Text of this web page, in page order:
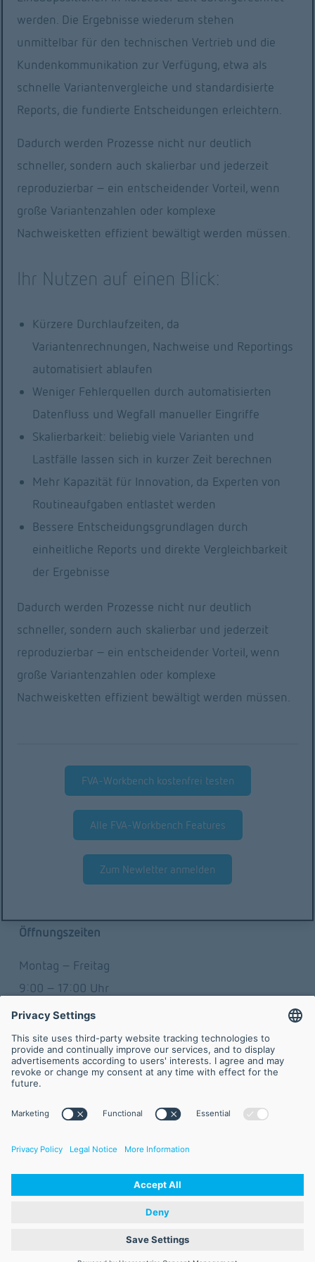
werden. Die Ergebnisse wiederum stehen
unmittelbar für den technischen Vertrieb und die
Kundenkommunikation zur Verfügung, etwa als
schnelle Variantenvergleiche und standardisierte
Reports, die fundierte Entscheidungen erleichtern.
Dadurch werden Prozesse nicht nur deutlich
schneller, sondern auch skalierbar und jederzeit
reproduzierbar – ein entscheidender Vorteil, wenn
große Variantenzahlen oder komplexe
Nachweisketten effizient bewältigt werden müssen.
Ihr Nutzen auf einen Blick:
Kürzere Durchlaufzeiten, da
Variantenrechnungen, Nachweise und Reportings
automatisiert ablaufen
Weniger Fehlerquellen durch automatisierten
Datenfluss und Wegfall manueller Eingriffe
Skalierbarkeit: beliebig viele Varianten und
Lastfälle lassen sich in kurzer Zeit berechnen
Mehr Kapazität für Innovation, da Experten von
Routineaufgaben entlastet werden
Bessere Entscheidungsgrundlagen durch
einheitliche Reports und direkte Vergleichbarkeit
der Ergebnisse
Dadurch werden Prozesse nicht nur deutlich
schneller, sondern auch skalierbar und jederzeit
reproduzierbar – ein entscheidender Vorteil, wenn
große Variantenzahlen oder komplexe
Nachweisketten effizient bewältigt werden müssen.
FVA-Workbench kostenfrei testen
Alle FVA-Workbench Features
Zum Newletter anmelden
werden. Die Formatierung dieser Vorlage wird
übernommen und es werden nur die Werte in
den angegebenen Zellen ersetzt bzw. eingefügt.
Batchbetrieb
Die Batchfunktion kombiniert die Funktionen
Workbench automatisch starten zu lassen.
Insbesondere Katalogberechnungen,
Festigkeitsnachweise oder
Variationsrechnungen, können gescriptet und
damit vollständig automatisiert werden. Somit
ist die FVA-Workbench auch innerhalb von
firmeninternen Prozess-/Programmketten
einsetzbar. Die FVA-Workbench startet ohne
grafische Oberfläche, führt vordefinierte Scripte
hintereinander aus, legt die
Berechnungsergebnisse an einem vom
Benutzer vorgegebenen Ort ab und beendet
Z
u
FEM-Komponenten
W
e
e
Simulation Hub
Öffnungszeiten
Montag – Freitag
9:00 – 17:00 Uhr
Newsletter
Werden Sie Teil des Netzwerks mit dem Newsletter
der FVA GmbH.
Abonnieren
FVA GmbH
60528 Frankfurt/Main